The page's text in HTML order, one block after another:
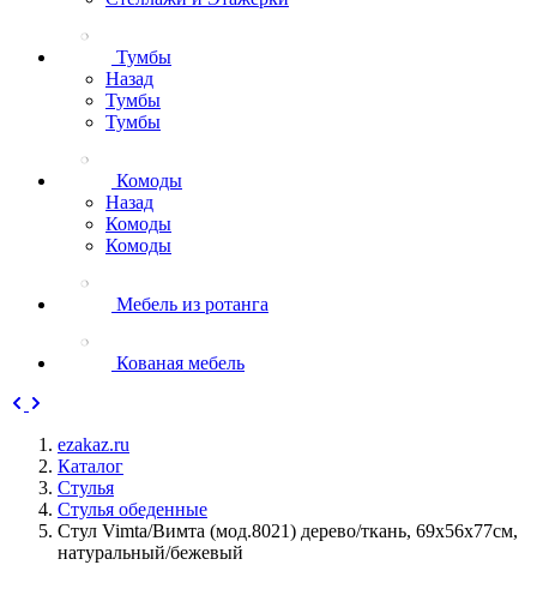
Тумбы
Назад
Тумбы
Тумбы
Комоды
Назад
Комоды
Комоды
Мебель из ротанга
Кованая мебель
ezakaz.ru
Каталог
Стулья
Стулья обеденные
Стул Vimta/Вимта (мод.8021) дерево/ткань, 69х56х77см,
натуральный/бежевый